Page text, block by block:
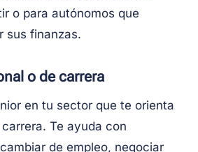
o para autónomos que
sus finanzas.
o de carrera
en tu sector que te orienta
Te ayuda con
de empleo, negociar